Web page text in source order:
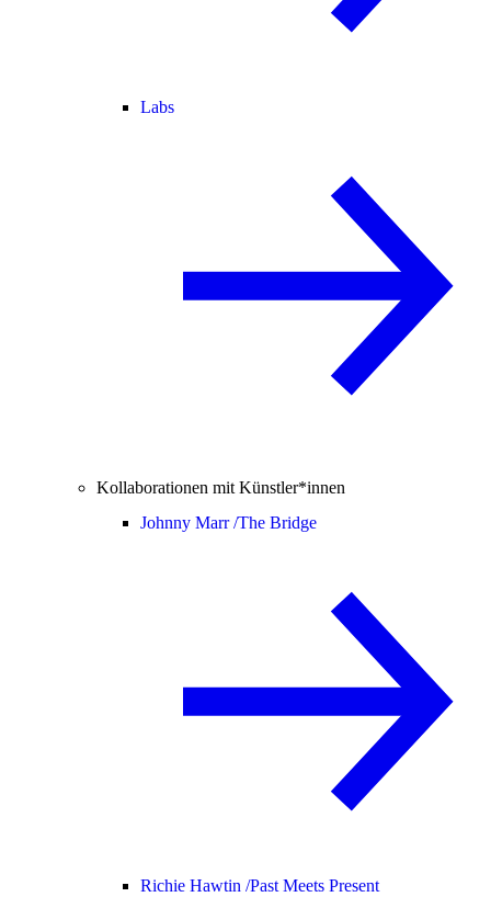
Labs
Kollaborationen mit Künstler*innen
Johnny Marr /The Bridge
Richie Hawtin /Past Meets Present